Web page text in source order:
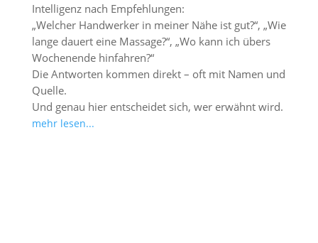
Intelligenz nach Empfehlungen:
„Welcher Handwerker in meiner Nähe ist gut?“, „Wie
lange dauert eine Massage?“, „Wo kann ich übers
Wochenende hinfahren?“
Die Antworten kommen direkt – oft mit Namen und
Quelle.
Und genau hier entscheidet sich, wer erwähnt wird.
mehr lesen...